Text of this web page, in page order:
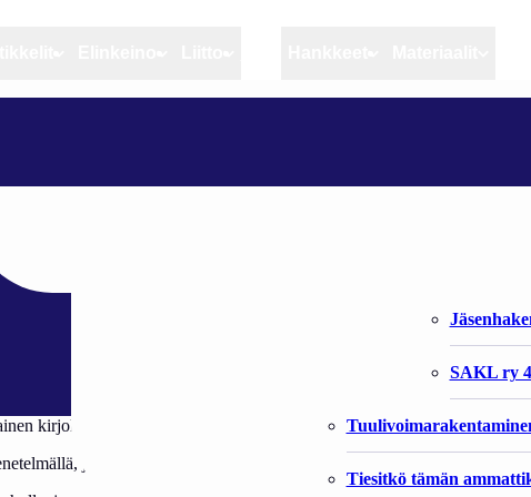
Artikkelit Elinkeino
Rannikko ja
Elinkeinokalatalouden
Kalat ja kalatalous
Vahinkoeläimet
Tiesitkö tämän
Liitto
Liiton
SAKL ry
kirjolohi tunnetaan jatkossa Benella Kirjolohi -tuotemerkillä.
jossa ne saavat suuren osa kasvuenergiastaan rehun sisältämästä